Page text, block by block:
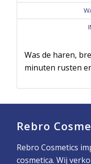
Was de haren,
minuten rusten
Rebro
Rebro Cosmetics
cosmetica. Wij